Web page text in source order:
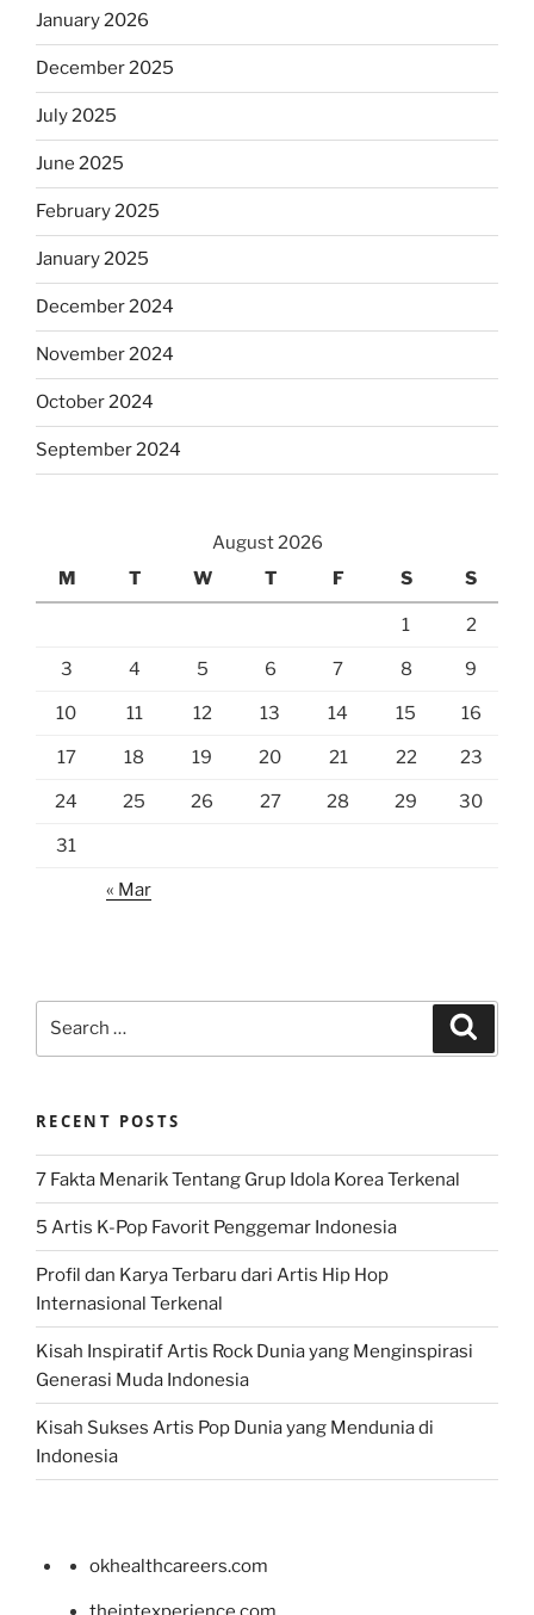
January 2026
December 2025
July 2025
June 2025
February 2025
January 2025
December 2024
November 2024
October 2024
September 2024
August 2026
M
T W T F S S
1 2
3 4 5 6 7 8 9
10 11 12 13 14 15 16
17 18 19 20 21 22 23
24 25 26 27 28 29 30
31
« Mar
RECENT POSTS
7 Fakta Menarik Tentang Grup Idola Korea Terkenal
5 Artis K-Pop Favorit Penggemar Indonesia
Profil dan Karya Terbaru dari Artis Hip Hop
Internasional Terkenal
Kisah Inspiratif Artis Rock Dunia yang Menginspirasi
Generasi Muda Indonesia
Kisah Sukses Artis Pop Dunia yang Mendunia di
Indonesia
okhealthcareers.com